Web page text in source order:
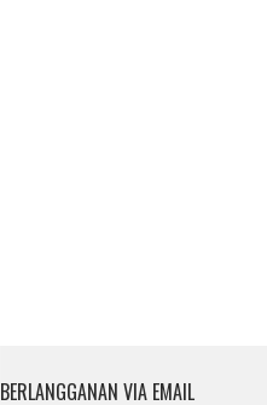
BERLANGGANAN VIA EMAIL